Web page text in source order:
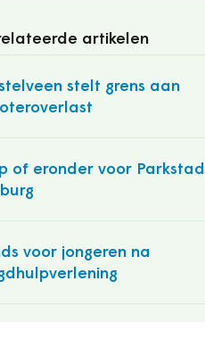
artikelen
stelt grens aan
of eronder voor Parkstad
voor jongeren na